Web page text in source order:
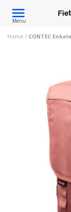
Toggle
navigation
Menu
Home / CONTEC